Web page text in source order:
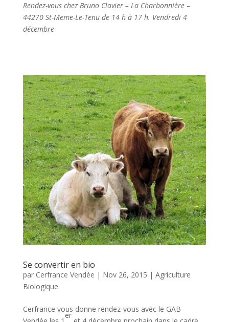
Rendez-vous chez Bruno Clavier – La Charbonnière –
44270 St-Meme-Le-Tenu de 14 h à 17 h. Vendredi 4
décembre
Se convertir en bio
par Cerfrance Vendée | Nov 26, 2015 | Agriculture
Biologique
Cerfrance vous donne rendez-vous avec le GAB
er